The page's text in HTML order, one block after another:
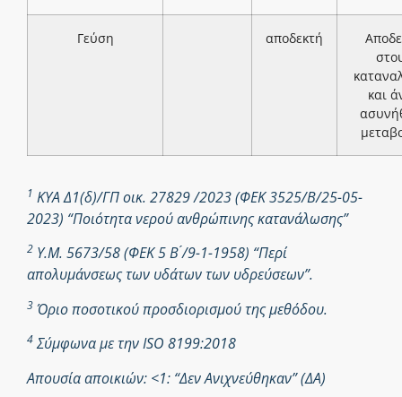
Γεύση αποδεκτή
και
1 ΚΥΑ Δ1(δ)/ΓΠ οικ. 27829 /2023 (ΦΕΚ 3525/Β/25-05-
2023) “Ποιότητα νερού ανθρώπινης κατανάλωσης”
2 Υ.Μ. 5673/58 (ΦΕΚ 5 Β ́/9-1-1958) “Περί
απολυμάνσεως των υδάτων των υδρεύσεων”.
3 Όριο ποσοτικού προσδιορισμού της μεθόδου.
4Σύμφωνα με την ISO 8199:2018
Απουσία αποικιών: <1: “Δεν Ανιχνεύθηκαν” (ΔΑ)